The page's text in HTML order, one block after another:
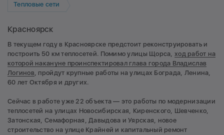
Тепловые сети
Красноярск
В текущем году в Красноярске предстоит реконструировать и
построить 50 км теплосетей. Помимо улицы Щорса, ход работ на
которой накануне проинспектировал глава города Владислав
Логинов , пройдут крупные работы на улицах Бограда, Ленина,
60 лет Октября и других.
Сейчас в работе уже 22 объекта — это работы по модернизации
теплосетей на улицах Новосибирская, Киренского, Шевченко,
Затонская, Семафорная, Давыдова и Уярская, новое
строительство на улице Крайней и капитальный ремонт